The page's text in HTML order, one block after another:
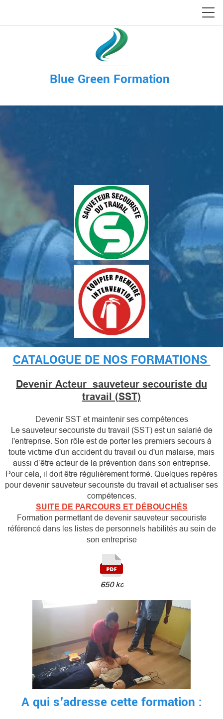
Blue Green Formation
CATALOGUE DE NOS FORMATIONS
Devenir Acteur sauveteur secouriste du
travail (SST)
Devenir SST et maintenir ses compétences
Le sauveteur secouriste du travail (SST) est un salarié de
l'entreprise. Son rôle est de porter les premiers secours à
toute victime d'un accident du travail ou d'un malaise, mais
aussi d’être acteur de la prévention dans son entreprise.
Pour cela, il doit être régulièrement formé. Quelques repères
pour devenir sauveteur secouriste du travail et actualiser ses
compétences.
SUITE DE PARCOURS ET DÉBOUCHÉS
Formation permettant de devenir sauveteur secouriste
référencé dans les listes de personnels habilités au sein de
son entreprise
650 ko
A qui s'adresse cette formation :